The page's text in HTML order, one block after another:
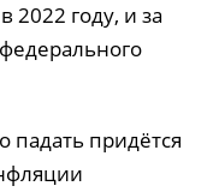
2022 году, и за
падать придётся